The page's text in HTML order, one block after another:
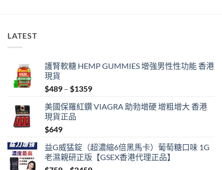
LATEST
護腎軟糖 HEMP GUMMIES 增強男性性功能 香港
現貨
$489 – $1359Price
$489
美國保羅紅鑽 VIAGRA 助勃增硬 增粗增大 香港
現貨正品
$649
益G威猛錠（超濃縮6倍黑馬卡）葡萄糖口味 1G
老濕親研正版【GSEX香港代理正品】